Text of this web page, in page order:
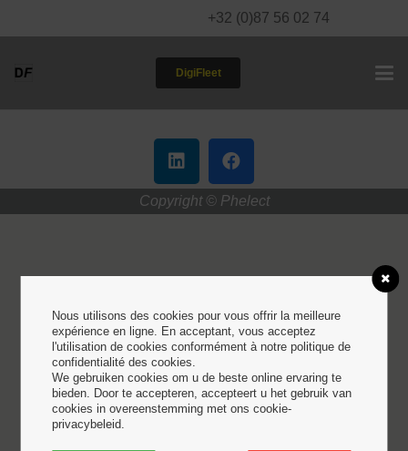
+32 (0)87 56 02 74
DigiFleet
Copyright © Phelect
Nous utilisons des cookies pour vous offrir la meilleure
expérience en ligne. En acceptant, vous acceptez
l'utilisation de cookies conformément à notre politique de
confidentialité des cookies.
We gebruiken cookies om u de beste online ervaring te
bieden. Door te accepteren, accepteert u het gebruik van
cookies in overeenstemming met ons cookie-
privacybeleid.